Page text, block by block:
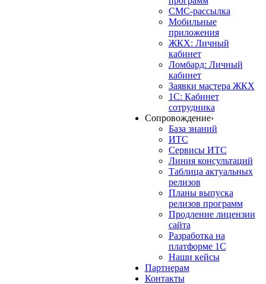
СМС-рассылка
Мобильные
приложения
ЖКХ: Личный
кабинет
Ломбард: Личный
кабинет
Заявки мастера ЖКХ
1С: Кабинет
сотрудника
Сопровождение›
База знаний
ИТС
Сервисы ИТС
Линия консультаций
Таблица актуальных
релизов
Планы выпуска
релизов программ
Продление лицензии
сайта
Разработка на
платформе 1С
Наши кейсы
Партнерам
Контакты